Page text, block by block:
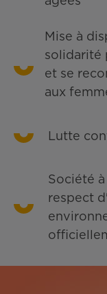
Mise à
solidarité
et se
aux
Lutte
Société
respect